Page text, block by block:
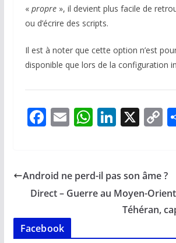
« propre», il devient plus facile de
ou d’écrire des scripts.
Il est à noter que cette option n’est
disponible que lors de la configuration
F
b
o
k
E
l
W
s
A
Li
e
dI
n
X C
y
Li
n
Android ne perd-il pas son âme ?
Direct – Guerre au Moyen-
Téhéran,
Facebook